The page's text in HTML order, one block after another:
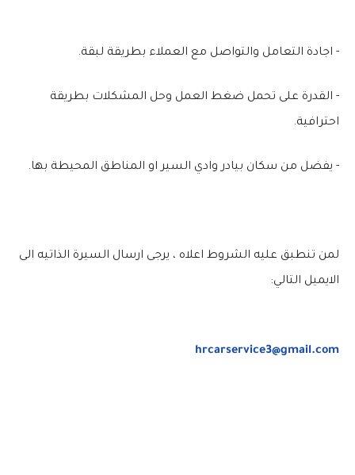
- اجادة التعامل والتواصل مع العملاء بطريقة لبقة.
- القدرة على تحمل ضغط العمل وحل المشكلات بطريقة
احترافية.
- يفضل من سكان بيادر وادي السير او المناطق المحيطة بها.
لمن تنطبق عليه الشروط اعلاه ، يرجى ارسال السيرة الذاتيه الى
الايميل التالي:
hrcarservice3@gmail.com